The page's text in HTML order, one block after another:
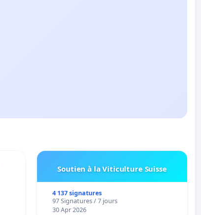
Soutien à la Viticulture Suisse
4 137 signatures
97 Signatures / 7 jours
30 Apr 2026